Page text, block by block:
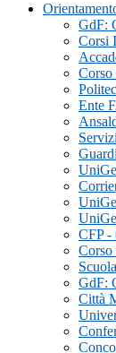
GdF:
Corsi
Ente
CFP -
Corso
GdF:
Città